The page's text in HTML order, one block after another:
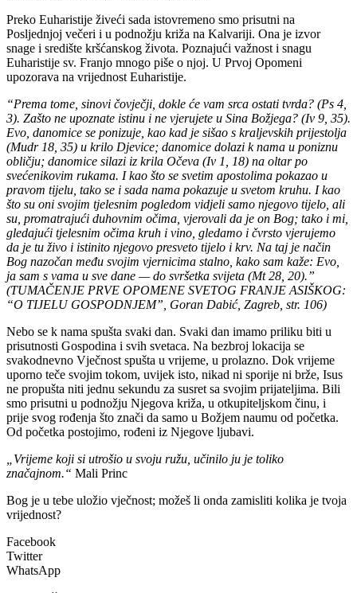
Preko Euharistije živeći sada istovremeno smo prisutni na
Posljednjoj večeri i u podnožju križa na Kalvariji. Ona je izvor
snage i središte kršćanskog života. Poznajući važnost i snagu
Euharistije sv. Franjo mnogo piše o njoj. U Prvoj Opomeni
upozorava na vrijednost Euharistije.
“Prema tome, sinovi čovječji, dokle će vam srca ostati tvrda? (Ps 4,
3). Zašto ne upoznate istinu i ne vjerujete u Sina Božjega? (Iv 9, 35).
Evo, danomice se ponizuje, kao kad je sišao s kraljevskih prijestolja
(Mudr 18, 35) u krilo Djevice; danomice dolazi k nama u poniznu
obličju; danomice silazi iz krila Očeva (Iv 1, 18) na oltar po
svećenikovim rukama. I kao što se svetim apostolima pokazao u
pravom tijelu, tako se i sada nama pokazuje u svetom kruhu. I kao
što su oni svojim tjelesnim pogledom vidjeli samo njegovo tijelo, ali
su, promatrajući duhovnim očima, vjerovali da je on Bog; tako i mi,
gledajući tjelesnim očima kruh i vino, gledamo i čvrsto vjerujemo
da je tu živo i istinito njegovo presveto tijelo i krv. Na taj je način
Bog nazočan među svojim vjernicima stalno, kako sam kaže: Evo,
ja sam s vama u sve dane — do svršetka svijeta (Mt 28, 20).”
(TUMAČENJE PRVE OPOMENE SVETOG FRANJE ASIŠKOG:
“O TIJELU GOSPODNJEM”, Goran Dabić, Zagreb, str. 106)
Nebo se k nama spušta svaki dan. Svaki dan imamo priliku biti u
prisutnosti Gospodina i svih svetaca. Na bezbroj lokacija se
svakodnevno Vječnost spušta u vrijeme, u prolazno. Dok vrijeme
uporno teče svojim tokom, uvijek isto, nikad ni sporije ni brže, Isus
ne propušta niti jednu sekundu za susret sa svojim prijateljima. Bili
smo prisutni u podnožju Njegova križa, u otkupiteljskom činu, i
prije svog rođenja što znači da samo u Božjem naumu od početka.
Od početka postojimo, rođeni iz Njegove ljubavi.
„Vrijeme koji si utrošio u svoju ružu, učinilo ju je toliko
značajnom.“ Mali Princ
Bog je u tebe uložio vječnost; možeš li onda zamisliti kolika je tvoja
vrijednost?
Facebook
Twitter
WhatsApp